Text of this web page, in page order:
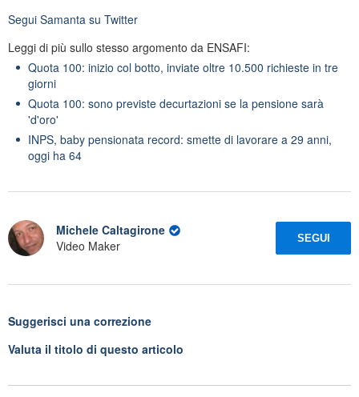
Segui Samanta su Twitter
Leggi di più sullo stesso argomento da ENSAFI:
Quota 100: inizio col botto, inviate oltre 10.500 richieste in tre
giorni
Quota 100: sono previste decurtazioni se la pensione sarà
'd'oro'
INPS, baby pensionata record: smette di lavorare a 29 anni,
oggi ha 64
Michele Caltagirone
Video Maker
SEGUI
Suggerisci una correzione
Valuta il titolo di questo articolo